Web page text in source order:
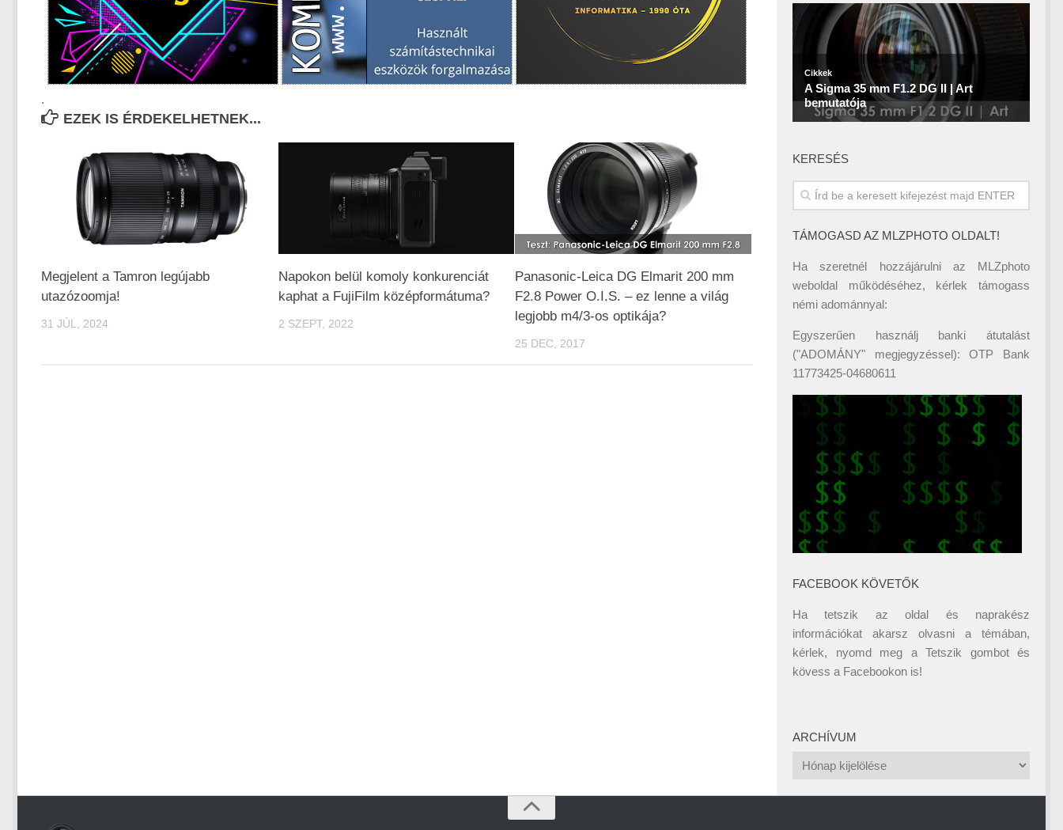
.
EZEK IS ÉRDEKELHETNEK...
Megjelent a Tamron legújabb
utazózoomja!
31 JÚL, 2024
Napokon belül komoly konkurenciát
kaphat a FujiFilm középformátuma?
2 SZEPT, 2022
Panasonic-Leica DG Elmarit 200 mm
F2.8 Power O.I.S. – ez lenne a világ
legjobb m4/3-os optikája?
25 DEC, 2017
KERESÉS
TÁMOGASD AZ MLZPHOTO OLDALT!
Ha szeretnél hozzájárulni az MLZphoto
weboldal működéséhez, kérlek támogass
némi adománnyal:
Egyszerűen használj banki átutalást
("ADOMÁNY" megjegyzéssel): OTP Bank
11773425-04680611
FACEBOOK KÖVETŐK
Ha tetszik az oldal és naprakész
információkat akarsz olvasni a témában,
kérlek, nyomd meg a Tetszik gombot és
kövess a Facebookon is!
ARCHÍVUM
Archívum